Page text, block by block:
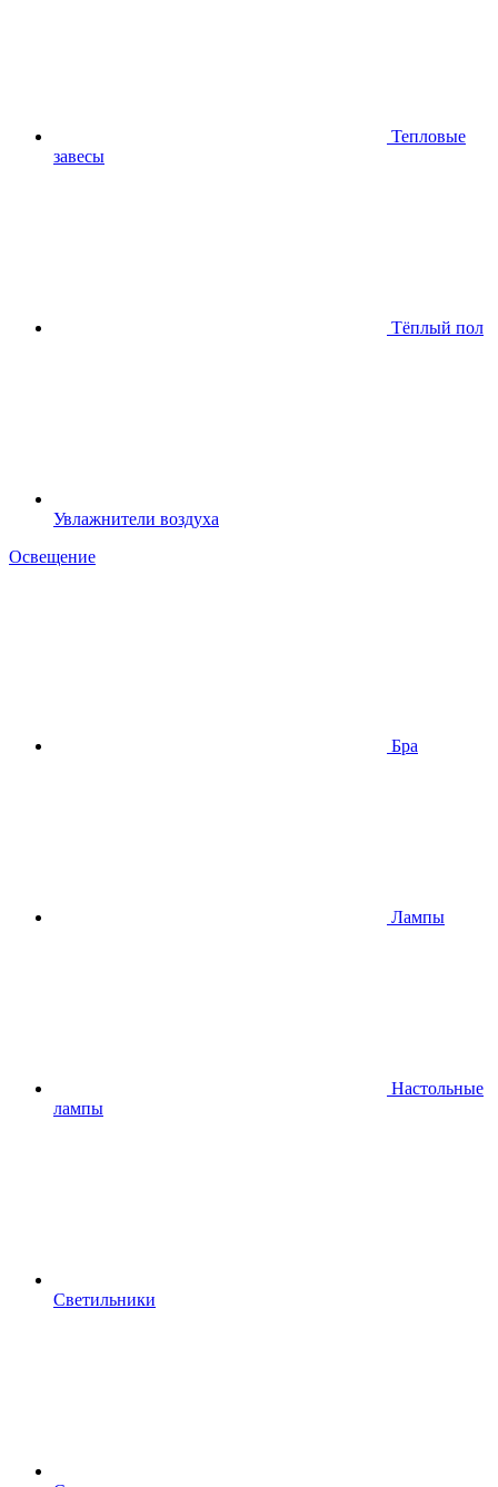
Тепловые
завесы
Тёплый пол
Увлажнители воздуха
Освещение
Бра
Лампы
Настольные
лампы
Светильники